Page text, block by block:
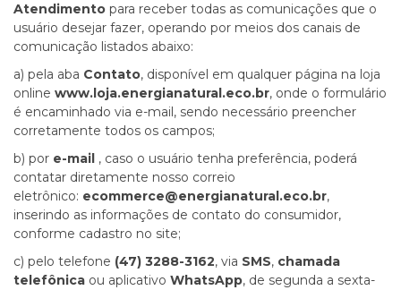
Atendimento para receber todas as comunicações que o
usuário desejar fazer, operando por meios dos canais de
comunicação listados abaixo:
a) pela aba Contato, disponível em qualquer página na loja
online www.loja.energianatural.eco.br, onde o formulário
é encaminhado via e-mail, sendo necessário preencher
corretamente todos os campos;
b) por e-mail , caso o usuário tenha preferência, poderá
contatar diretamente nosso correio
eletrônico: ecommerce@energianatural.eco.br,
inserindo as informações de contato do consumidor,
conforme cadastro no site;
c) pelo telefone (47) 3288-3162, via SMS, chamada
telefônica ou aplicativo WhatsApp, de segunda a sexta-